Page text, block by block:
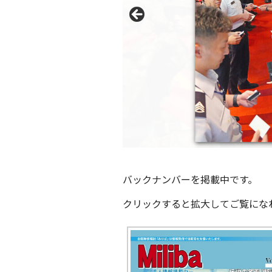
バックナンバーを掲載中です。
クリックすると拡大してご覧にな